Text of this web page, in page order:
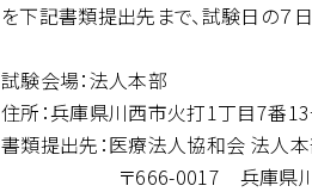
を下記書類提出先まで、試験日の７
試験会場：法人本部
住所：兵庫県川西市火打1丁目7番
書類提出先：医療法人協和会 法人
〒666-0017 兵庫県川西